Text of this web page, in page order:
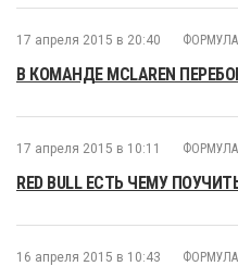
17 апреля 2015 в 20:40
В КОМАНДЕ MCLAREN
17 апреля 2015 в 10:11 ФОРМУЛА
RED BULL ЕСТЬ ЧЕМУ
16 апреля 2015 в 10:43 ФОРМУЛА